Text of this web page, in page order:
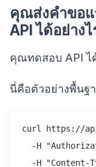
คุณส่งคำขอแ
API ได้อย่างไ
คุณทดสอบ API ไ
นี่คือตัวอย่างพื้นฐ
curl https://
-H
-H "Content-